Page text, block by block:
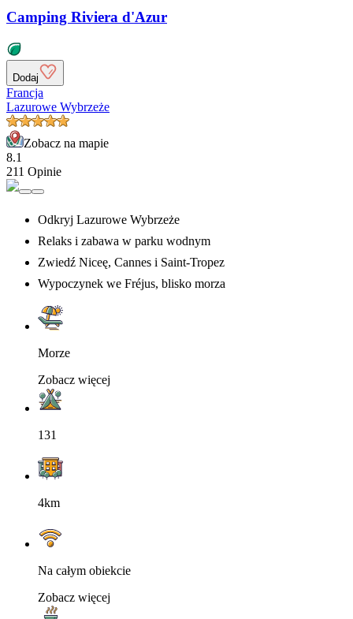
Camping Riviera d'Azur
Dodaj
Francja
Lazurowe Wybrzeże
Zobacz na mapie
8.1
211 Opinie
Odkryj Lazurowe Wybrzeże
Relaks i zabawa w parku wodnym
Zwiedź Niceę, Cannes i Saint-Tropez
Wypoczynek we Fréjus, blisko morza
Morze
Zobacz więcej
131
4km
Na całym obiekcie
Zobacz więcej